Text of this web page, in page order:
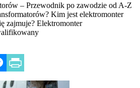
– Przewodnik po zawodzie od A-Z
Kim jest elektromonter
zajmuje? Elektromonter